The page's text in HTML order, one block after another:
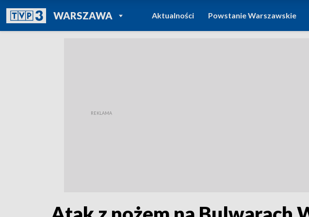
WARSZAWAPOWRÓT DO
TVP REGIONY
Aktualności Powstanie Warszawskie